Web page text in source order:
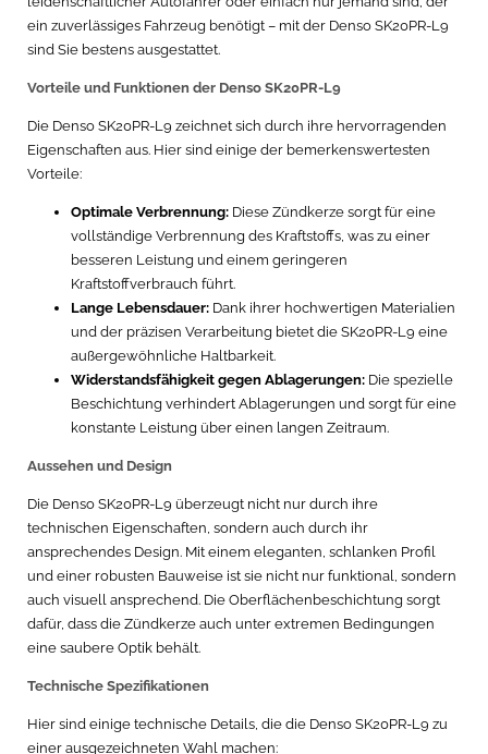
ein zuverlässiges Fahrzeug benötigt – mit der Denso SK20PR-L9
sind Sie bestens ausgestattet.
Vorteile und Funktionen der Denso SK20PR-L9
Die Denso SK20PR-L9 zeichnet sich durch ihre hervorragenden
Eigenschaften aus. Hier sind einige der bemerkenswertesten
Vorteile:
Optimale Verbrennung: Diese Zündkerze sorgt für eine
vollständige Verbrennung des Kraftstoffs, was zu einer
besseren Leistung und einem geringeren
Kraftstoffverbrauch führt.
Lange Lebensdauer: Dank ihrer hochwertigen Materialien
und der präzisen Verarbeitung bietet die SK20PR-L9 eine
außergewöhnliche Haltbarkeit.
Widerstandsfähigkeit gegen Ablagerungen: Die spezielle
Beschichtung verhindert Ablagerungen und sorgt für eine
konstante Leistung über einen langen Zeitraum.
Aussehen und Design
Die Denso SK20PR-L9 überzeugt nicht nur durch ihre
technischen Eigenschaften, sondern auch durch ihr
ansprechendes Design. Mit einem eleganten, schlanken Profil
und einer robusten Bauweise ist sie nicht nur funktional, sondern
auch visuell ansprechend. Die Oberflächenbeschichtung sorgt
dafür, dass die Zündkerze auch unter extremen Bedingungen
eine saubere Optik behält.
Technische Spezifikationen
Hier sind einige technische Details, die die Denso SK20PR-L9 zu
einer ausgezeichneten Wahl machen: